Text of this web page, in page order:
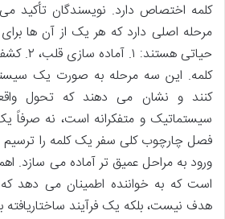
کلمه اختصاص دارد. نویسندگان تأکید
مرحله اصلی دارد که هر یک از آن ها برای
کلمه. این سه مرحله به صورت یک
کنند و نشان می دهند که تحول
سیستماتیک و متفکرانه است، نه صرفاً
فصل چارچوب کلی سفر یک کلمه را ترسیم
ورود به مراحل عمیق تر آماده می سازد.
است که به خواننده اطمینان می دهد
هدف نیست، بلکه یک فرآیند ساختاریافته